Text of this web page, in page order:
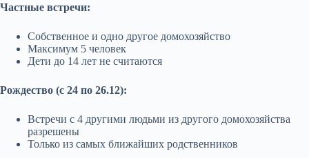
Частные встречи:
Собственное и одно другое домохозяйство
Максимум 5 человек
Дети до 14 лет не считаются
Рождество (с 24 по 26.12):
Встречи с 4 другими людьми из другого домохозяйства
разрешены
Только из самых ближайших родственников